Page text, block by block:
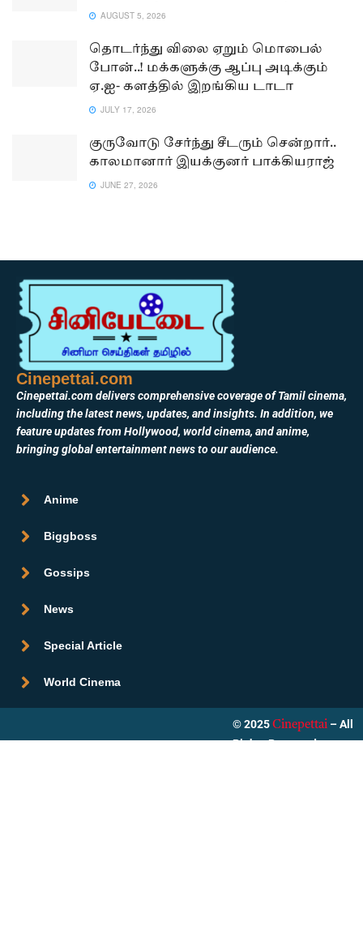
AUGUST 5, 2026
தொடர்ந்து விலை ஏறும் மொபைல்
போன்..! மக்களுக்கு ஆப்பு அடிக்கும்
ஏ.ஐ- களத்தில் இறங்கிய டாடா
JULY 17, 2026
குருவோடு சேர்ந்து சீடரும் சென்றார்..
காலமானார் இயக்குனர் பாக்கியராஜ்
JUNE 27, 2026
Cinepettai.com
Cinepettai.com delivers comprehensive coverage of Tamil cinema,
including the latest news, updates, and insights. In addition, we
feature updates from Hollywood, world cinema, and anime,
bringing global entertainment news to our audience.
Anime
Biggboss
Gossips
News
Special Article
World Cinema
© 2025 Cinepettai – All
Rights Reserved